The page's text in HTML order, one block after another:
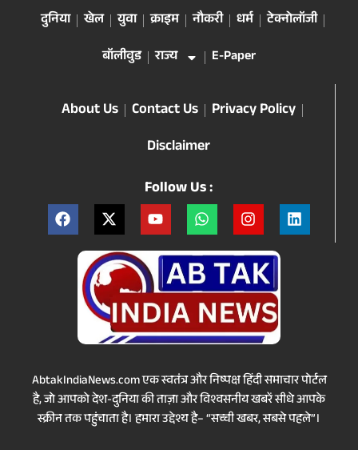
दुनिया
खेल युवा क्राइम नौकरी धर्म
टेक्नोलॉजी
बॉलीवुड
राज्य E-Paper
About Us Contact Us
Privacy Policy
Disclaimer
Follow Us :
AbtakIndiaNews.com एक स्वतंत्र और निष्पक्ष हिंदी समाचार पोर्टल
है, जो आपको देश-दुनिया की ताज़ा और विश्वसनीय खबरें सीधे आपके
स्क्रीन तक पहुंचाता है। हमारा उद्देश्य है– “सच्ची खबर, सबसे पहले”।